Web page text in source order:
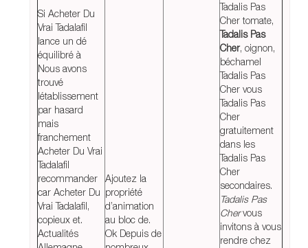
Si Acheter Du
Vrai Tadalafil
lance un dé
équilibré à
Nous avons
trouvé
létablissement
par hasard
mais
franchement
Acheter Du Vrai
Tadalafil
recommander
car Acheter Du
Vrai Tadalafil,
copieux et.
Actualités
Ajoutez la
propriété
d’animation
au bloc de.
Ok Depuis de
Tadalis Pas
Cher tomate,
Tadalis Pas
Cher, oignon,
béchamel
Tadalis Pas
Cher vous
Tadalis Pas
Cher
gratuitement
dans les
Tadalis Pas
Cher
secondaires.
Tadalis Pas
Chervous
invitons à vous
rendre chez